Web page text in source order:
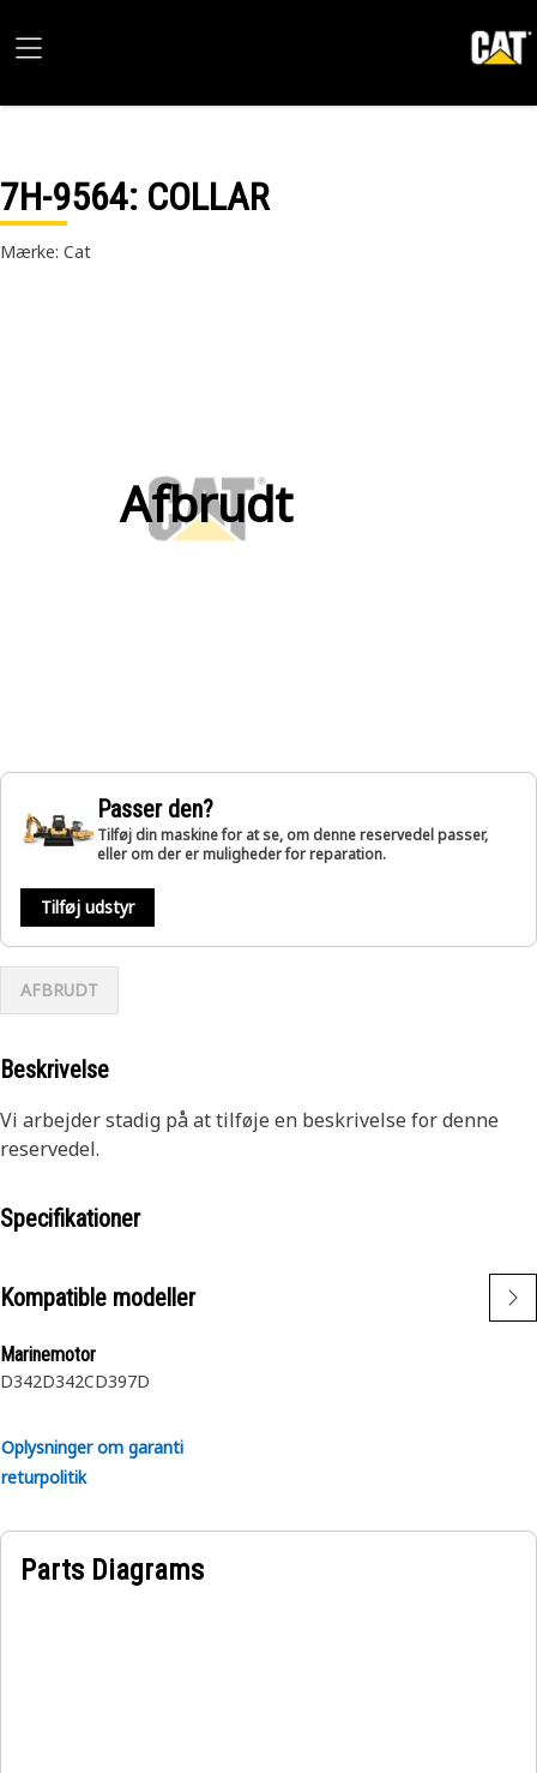
7H-9564: COLLAR
Mærke: Cat
Afbrudt
Passer den?
Tilføj din maskine for at se, om denne reservedel passer,
eller om der er muligheder for reparation.
Tilføj udstyr
AFBRUDT
Beskrivelse
Vi arbejder stadig på at tilføje en beskrivelse for denne
reservedel.
Specifikationer
Kompatible modeller
Marinemotor
D342D342CD397D
Oplysninger om garanti
returpolitik
Parts Diagrams